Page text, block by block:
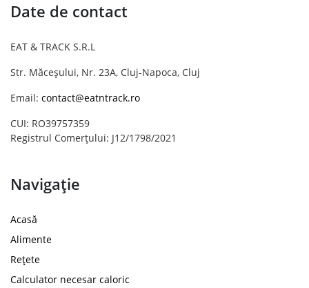
Date de contact
EAT & TRACK S.R.L
Str. Măceșului, Nr. 23A, Cluj-Napoca, Cluj
Email: contact@eatntrack.ro
CUI: RO39757359
Registrul Comerțului: J12/1798/2021
Navigație
Acasă
Alimente
Rețete
Calculator necesar caloric